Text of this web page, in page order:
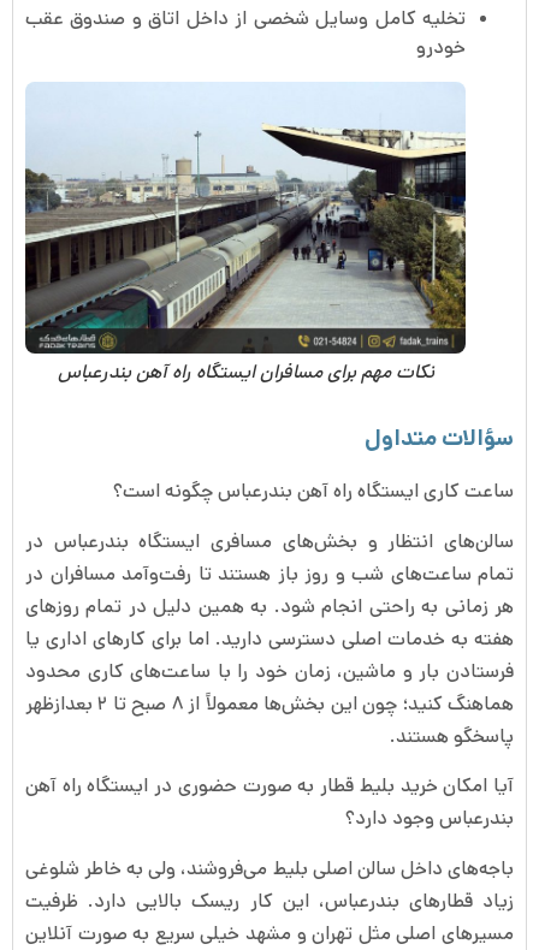
تخلیه کامل وسایل شخصی از داخل اتاق و صندوق عقب
خودرو
نکات مهم برای مسافران ایستگاه راه آهن بندرعباس
سؤالات متداول
ساعت کاری ایستگاه راه آهن بندرعباس چگونه است؟
سالن‌های انتظار و بخش‌های مسافری ایستگاه بندرعباس در
تمام ساعت‌های شب و روز باز هستند تا رفت‌وآمد مسافران در
هر زمانی به راحتی انجام شود. به همین دلیل در تمام روزهای
هفته به خدمات اصلی دسترسی دارید. اما برای کارهای اداری یا
فرستادن بار و ماشین، زمان خود را با ساعت‌های کاری محدود
هماهنگ کنید؛ چون این بخش‌ها معمولاً از ۸ صبح تا ۲ بعدازظهر
پاسخگو هستند.
آیا امکان خرید بلیط قطار به صورت حضوری در ایستگاه راه آهن
بندرعباس وجود دارد؟
باجه‌های داخل سالن اصلی بلیط می‌فروشند، ولی به خاطر شلوغی
زیاد قطارهای بندرعباس، این کار ریسک بالایی دارد. ظرفیت
مسیرهای اصلی مثل تهران و مشهد خیلی سریع به صورت آنلاین